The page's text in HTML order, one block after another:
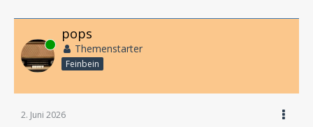
Online
pops
Themenstarter
Feinbein
2. Juni 2026